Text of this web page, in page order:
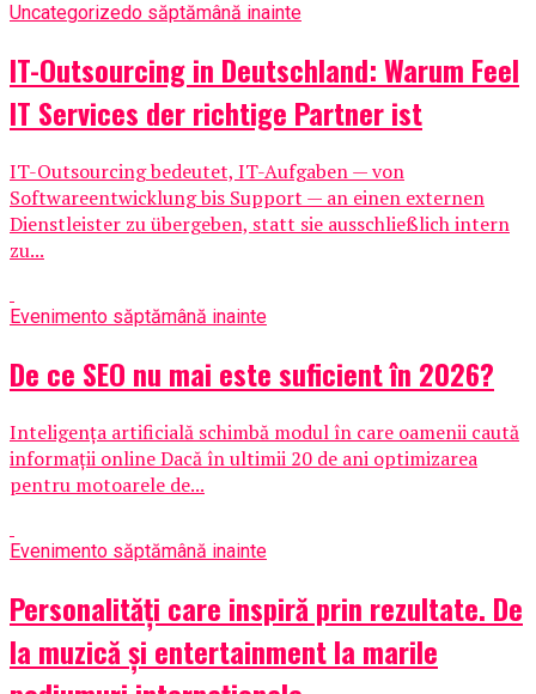
Uncategorizedo săptămână inainte
IT-Outsourcing in Deutschland: Warum Feel
IT Services der richtige Partner ist
IT-Outsourcing bedeutet, IT-Aufgaben — von
Softwareentwicklung bis Support — an einen externen
Dienstleister zu übergeben, statt sie ausschließlich intern
zu...
Evenimento săptămână inainte
De ce SEO nu mai este suficient în 2026?
Inteligența artificială schimbă modul în care oamenii caută
informații online Dacă în ultimii 20 de ani optimizarea
pentru motoarele de...
Evenimento săptămână inainte
Personalități care inspiră prin rezultate. De
la muzică și entertainment la marile